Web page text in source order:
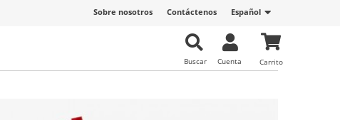
Español
Contáctenos
Sobre nosotros
Carrito
Cuenta
Buscar